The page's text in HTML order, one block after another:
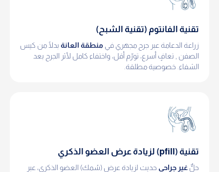
تقنية الفانتوم (تقنية الشبح)
زراعة الدعامة عبر جرح مجهري في منطقة العانة بدلًا من كيس
الصفن , تعافٍ أسرع، تورّم أقل، واختفاء كامل لأثر الجرح بعد
الشفاء. خصوصية مطلقة.
تقنية (pfill) لزيادة عرض العضو الذكري
حلٌّ غير جراحي حديث لزيادة عرض (سُمك) العضو الذكري، عبر